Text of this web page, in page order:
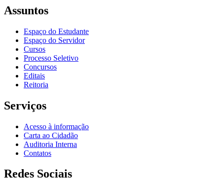
Assuntos
Espaço do Estudante
Espaço do Servidor
Cursos
Processo Seletivo
Concursos
Editais
Reitoria
Serviços
Acesso à informação
Carta ao Cidadão
Auditoria Interna
Contatos
Redes Sociais